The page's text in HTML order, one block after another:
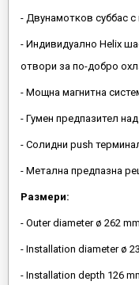
- Двунамотков суббас с
- Индивидуално Helix
отвори за по-добро
- Мощна магнитна
- Гумен предпазител
- Солидни push
- Метална предпазна
Размери:
- Outer diameter ø 262
- Installation diameter ø
- Installation depth 126